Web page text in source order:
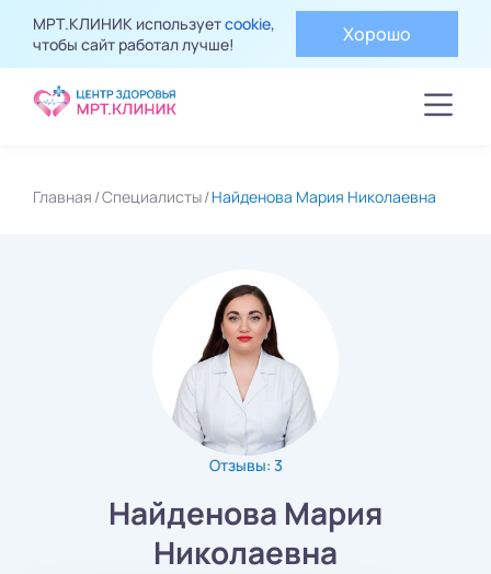
МРТ.КЛИНИК используетcookie,
чтобы сайт работал лучше!
Хорошо
Главная Специалисты Найденова Мария Николаевна
Отзывы: 3
Найденова Мария
Николаевна